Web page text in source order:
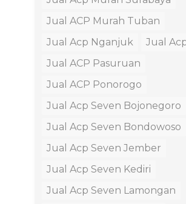
Jual ACP Murah Tuban
Jual Acp Nganjuk
Jual
Jual ACP Pasuruan
Jual ACP Ponorogo
Jual Acp Seven Bojonegoro
Jual Acp Seven Bondowoso
Jual Acp Seven Jember
Jual Acp Seven Kediri
Jual Acp Seven Lamongan